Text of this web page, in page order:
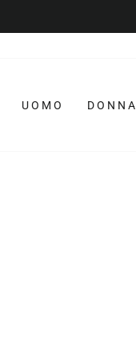
UOMO DONNA